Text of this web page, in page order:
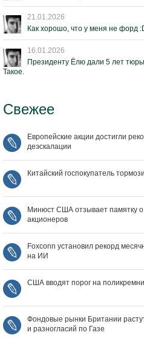
21.01.2026
Как хорошо, что у меня не форд
16.01.2026
Президенту Ёлю дали 5 лет
Такое.
Свежее
Европейские акции достигли
деэскалации
Китайский госпокупатель
Минюст США отзывает памятку о
акционеров
Foxconn установил рекорд
на ИИ
США вводят порог на
Фондовые рынки Британии
и разногласий по Газе